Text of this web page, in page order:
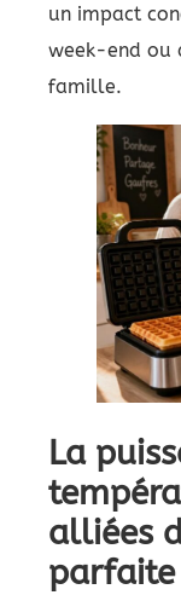
un impact
week-end ou
famille.
La
alliées
parfaite